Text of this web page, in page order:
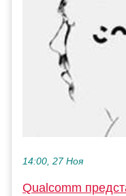
14:00, 27 Ноя
Qualcomm